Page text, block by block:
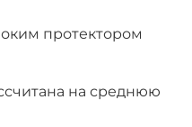
протектором
на среднюю